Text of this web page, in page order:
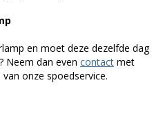
en moet deze dezelfde dag
Neem dan even contact met
onze spoedservice.